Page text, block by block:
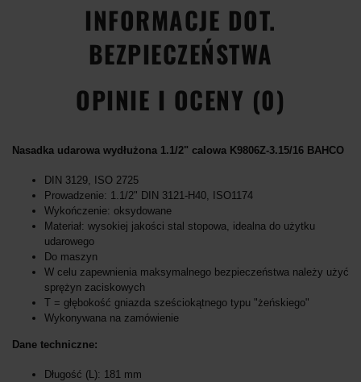
INFORMACJE DOT.
BEZPIECZEŃSTWA
OPINIE I OCENY (0)
Nasadka udarowa wydłużona 1.1/2" calowa K9806Z-3.15/16 BAHCO
DIN 3129, ISO 2725
Prowadzenie: 1.1/2" DIN 3121-H40, ISO1174
Wykończenie: oksydowane
Materiał: wysokiej jakości stal stopowa, idealna do użytku
udarowego
Do maszyn
W celu zapewnienia maksymalnego bezpieczeństwa należy użyć
sprężyn zaciskowych
T = głębokość gniazda sześciokątnego typu "żeńskiego"
Wykonywana na zamówienie
Dane techniczne:
Długość (L): 181 mm